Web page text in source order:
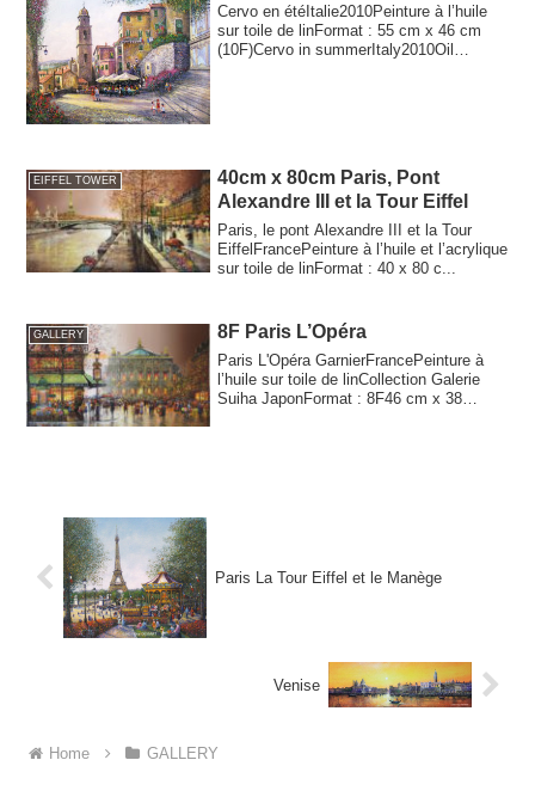
Cervo en étéItalie2010Peinture à l’huile
sur toile de linFormat : 55 cm x 46 cm
(10F)Cervo in summerItaly2010Oil
EIFFEL TOWER
40cm x 80cm Paris, Pont
Alexandre III et la Tour Eiffel
Paris, le pont Alexandre III et la Tour
EiffelFrancePeinture à l’huile et l’acrylique
sur toile de linFormat : 40 x 80 c...
GALLERY 8F Paris L’Opéra
Paris L'Opéra GarnierFrancePeinture à
l’huile sur toile de linCollection Galerie
Suiha JaponFormat : 8F46 cm x 38
Paris La Tour Eiffel et le Manège
Venise
Home GALLERY